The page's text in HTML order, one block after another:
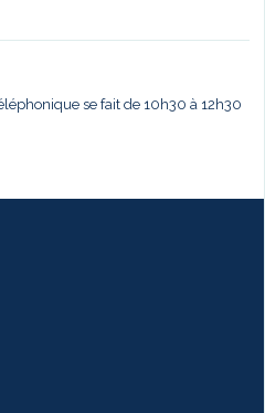
se fait de 10h30 à 12h30